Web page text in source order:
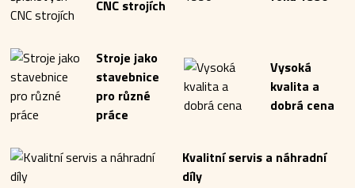
CNC strojích
Stroje jako
stavebnice
pro různé
práce
Vysoká
kvalita a
dobrá cena
Kvalitní servis a náhradní
díly